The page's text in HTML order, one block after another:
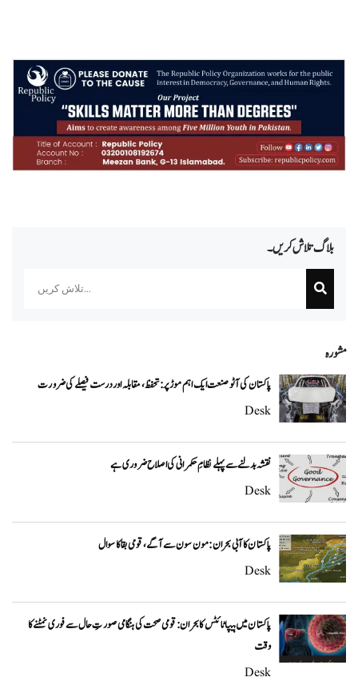
بلاگ تلاش کریں۔
مشورہ
پاکستان کی آٹو صنعت ایک اہم موڑ پر: تحفظ، مقابلہ اور درست فیصلے کی ضرورت
Desk
نقشہ بدلنے سے پہلے نظامِ حکمرانی کی اصلاح ضروری ہے
Desk
پاکستان کا آبی بحران: مون سون سے آگے، قومی بقا کا سوال
Desk
پاکستان میں ہیپاٹائٹس کا بحران: قومی صحت کی ہنگامی صورتِ حال سے فوری نمٹنے کا
وقت
Desk